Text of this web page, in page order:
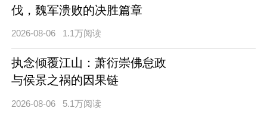
伐，魏军溃败的决胜篇章
2026-08-06 1.1万阅读
执念倾覆江山：萧衍崇佛怠政
与侯景之祸的因果链
2026-08-06 5.1万阅读